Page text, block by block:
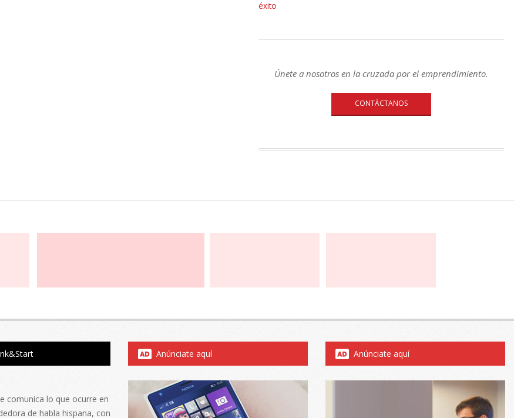
éxito
Únete a nosotros en la cruzada por el emprendimiento.
CONTÁCTANOS
comunica lo que ocurre en
de habla hispana, con
Anúnciate aquí Anúnciate aquí